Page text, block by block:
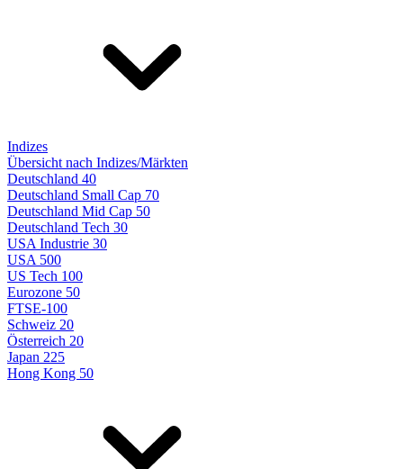
Indizes
Übersicht nach Indizes/Märkten
Deutschland 40
Deutschland Small Cap 70
Deutschland Mid Cap 50
Deutschland Tech 30
USA Industrie 30
USA 500
US Tech 100
Eurozone 50
FTSE-100
Schweiz 20
Österreich 20
Japan 225
Hong Kong 50